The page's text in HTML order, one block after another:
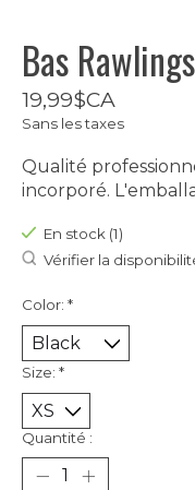
Bas
19,99$CA
Sans les taxes
Qualité
incorporé.
En stock (1)
Vérifier la
Color: *
Size: *
Quantité :